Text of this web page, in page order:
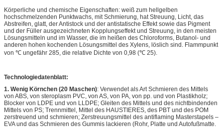
Körperliche und chemische Eigenschaften: weiß zum hellgelben
hochschmelzenden Punktwachs, mit Schmierung, hat Streuung, Licht, das
Abstreifen, glatt, der Antistock und der antistatische Effekt sowie das Pigment
und der Füller ausgezeichneten Kopplungseffekt und Streuung, in den meisten
Lösungsmitteln und im Wasser, die im heißen des Chloroforms, Butanol- und
anderen hohen kochenden Lösungsmittel des Xylens, löslich sind. Flammpunkt
von ℃ ungefähr 285, die relative Dichte von 0,98 (℃ 25).
Technologiedatenblatt:
1. Wenig Körnchen (20 Maschen): Verwendet als Art Schmieren des Mittels
von ABS, von steroplasm PVC, von AS, von PA, von pp. und von Plastikholz;
Blocker von LDPE und von LLDPE; Gleiten des Mittels und des nichtbindenden
Mittels von PS; Trennmittel, Mittel des HAUSTIERES, des PBT und des POM
zerstreuend und schmieren; Zerstreuungsmittel des antiflaming Masterstapels –
EVA und das Schmieren des Gummis lackieren (Rohr, Platte und Autofußmatte.